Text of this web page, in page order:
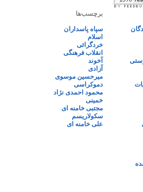
برچسب‌ها
سپاه پاسداران
اسلام
خردگرائی
انقلاب فرهنگی
آخوند
آزادی
میرحسین موسوی
دموکراسی
محمود احمدی نژاد
خمینی
مجتبی خامنه ای
سکولاریسم
علی خامنه ای